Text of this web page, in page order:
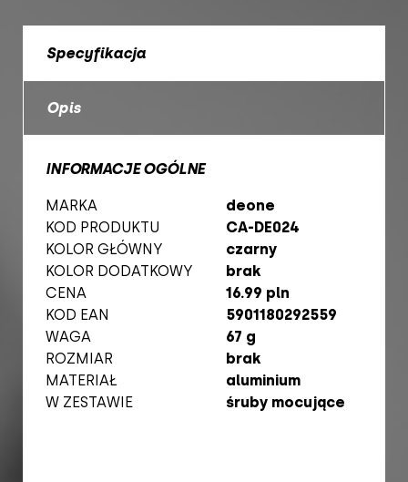
Specyfikacja
Opis
INFORMACJE OGÓLNE
MARKA
deone
KOD PRODUKTU
CA-DE024
KOLOR GŁÓWNY
czarny
KOLOR DODATKOWY
brak
CENA
16.99 pln
KOD EAN
5901180292559
WAGA
67 g
ROZMIAR
brak
MATERIAŁ
aluminium
W ZESTAWIE
śruby mocujące